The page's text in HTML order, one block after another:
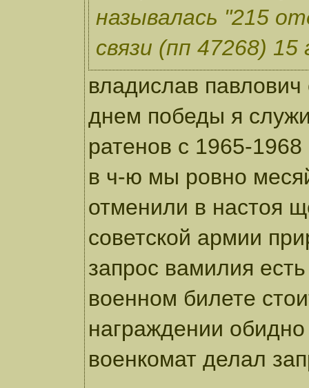
называлась "215
связи (пп 47268) 15
владислав
днем победы я
ратенов с 1965-
в ч-ю мы ровно
отменили в настоя
советской армии
запрос вамилия
военном билете
награждении
военкомат делал